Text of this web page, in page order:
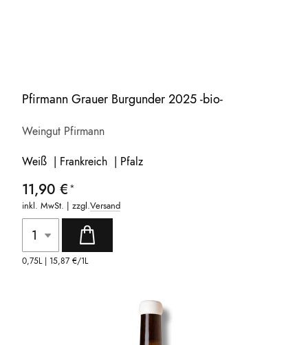
Pfirmann Grauer Burgunder 2025 -bio-
Weingut Pfirmann
Weiß | Frankreich | Pfalz
11,90 €
inkl. MwSt. | zzgl.Versand
0,75L | 15,87 €/1L